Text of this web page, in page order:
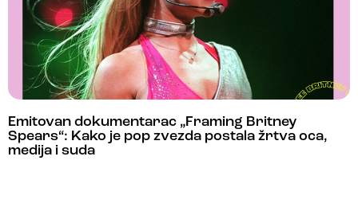
Emitovan dokumentarac „Framing Britney
Spears“: Kako je pop zvezda postala žrtva oca,
medija i suda